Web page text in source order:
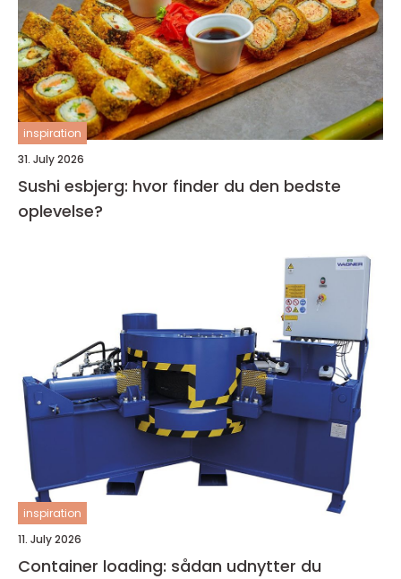
inspiration
31. July 2026
Sushi esbjerg: hvor finder du den bedste
oplevelse?
inspiration
11. July 2026
Container loading: sådan udnytter du